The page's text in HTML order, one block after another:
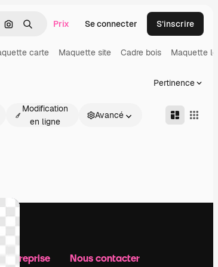
Rechercher par image
Rechercher
Prix Se connecter S’inscrire
carte Maquette site Cadre bois Maquette
Pertinence
Modification
en ligne
Avancé
entreprise Nous contacter